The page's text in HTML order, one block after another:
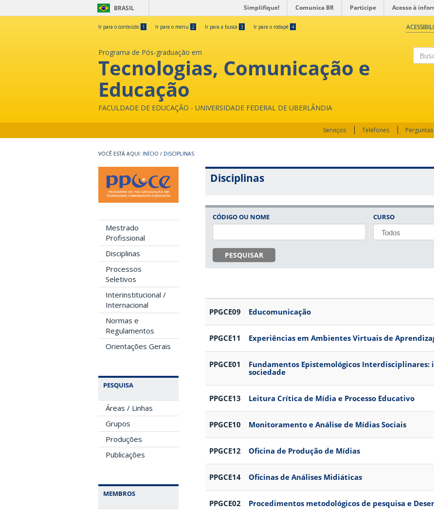
BRASIL Simplifique! Comunica BR Participe Acesso à
Ir para o conteúdo 1 Ir para o menu 2 Ir para a busca 3 Ir para o rodapé 4
Programa de Pós-graduação em
Tecnologias, Comunicação e
Educação
FACULDADE DE EDUCAÇÃO - UNIVERSIDADE FEDERAL DE UBERLÂNDIA
Serviços Telefones
INÍCIO / DISCIPLINAS
Mestrado
Profissional
Disciplinas
Processos
Seletivos
Interinstitucional /
Internacional
Normas e
Regulamentos
Orientações Gerais
PESQUISA
Áreas / Linhas
Grupos
Produções
Publicações
MEMBROS
Disciplinas
CÓDIGO OU NOME CURSO
PESQUISAR
PPGCE09 Educomunicação
PPGCE11 Experiências em Ambientes Virtuais de
PPGCE01
Fundamentos Epistemológicos Interdisciplinares:
sociedade
PPGCE13 Leitura Crítica de Mídia e Processo Educativo
PPGCE10 Monitoramento e Análise de Mídias Sociais
PPGCE12 Oficina de Produção de Mídias
PPGCE14 Oficinas de Análises Midiáticas
PPGCE02 Procedimentos metodológicos de pesquisa e